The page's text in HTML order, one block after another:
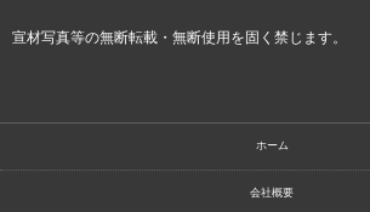
宣材写真等の無断転載・無断使用を固く禁じます。
ホーム
会社概要